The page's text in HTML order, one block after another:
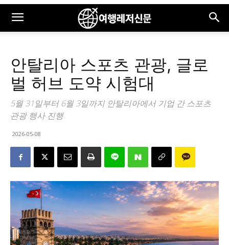
안탈리아 스포츠 관광, 글로
벌 허브 도약 시험대
5월 31일부터 6월 3일까지 안탈리아에서 기업 간 스포츠
관광 행사 진행
2026-05-08